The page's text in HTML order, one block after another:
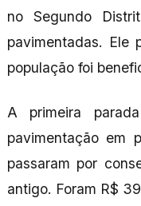
no Segundo
pavimentadas. Ele
população foi
A primeira
pavimentação em
passaram por
antigo. Foram R$